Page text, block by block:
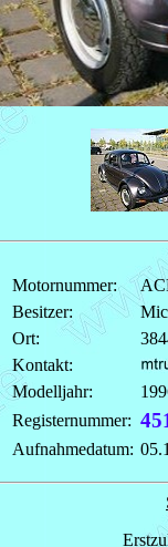
Motornummer:
Besitzer:
Ort:
Kontakt:
Modelljahr:
Registernummer:
Aufnahmedatum: